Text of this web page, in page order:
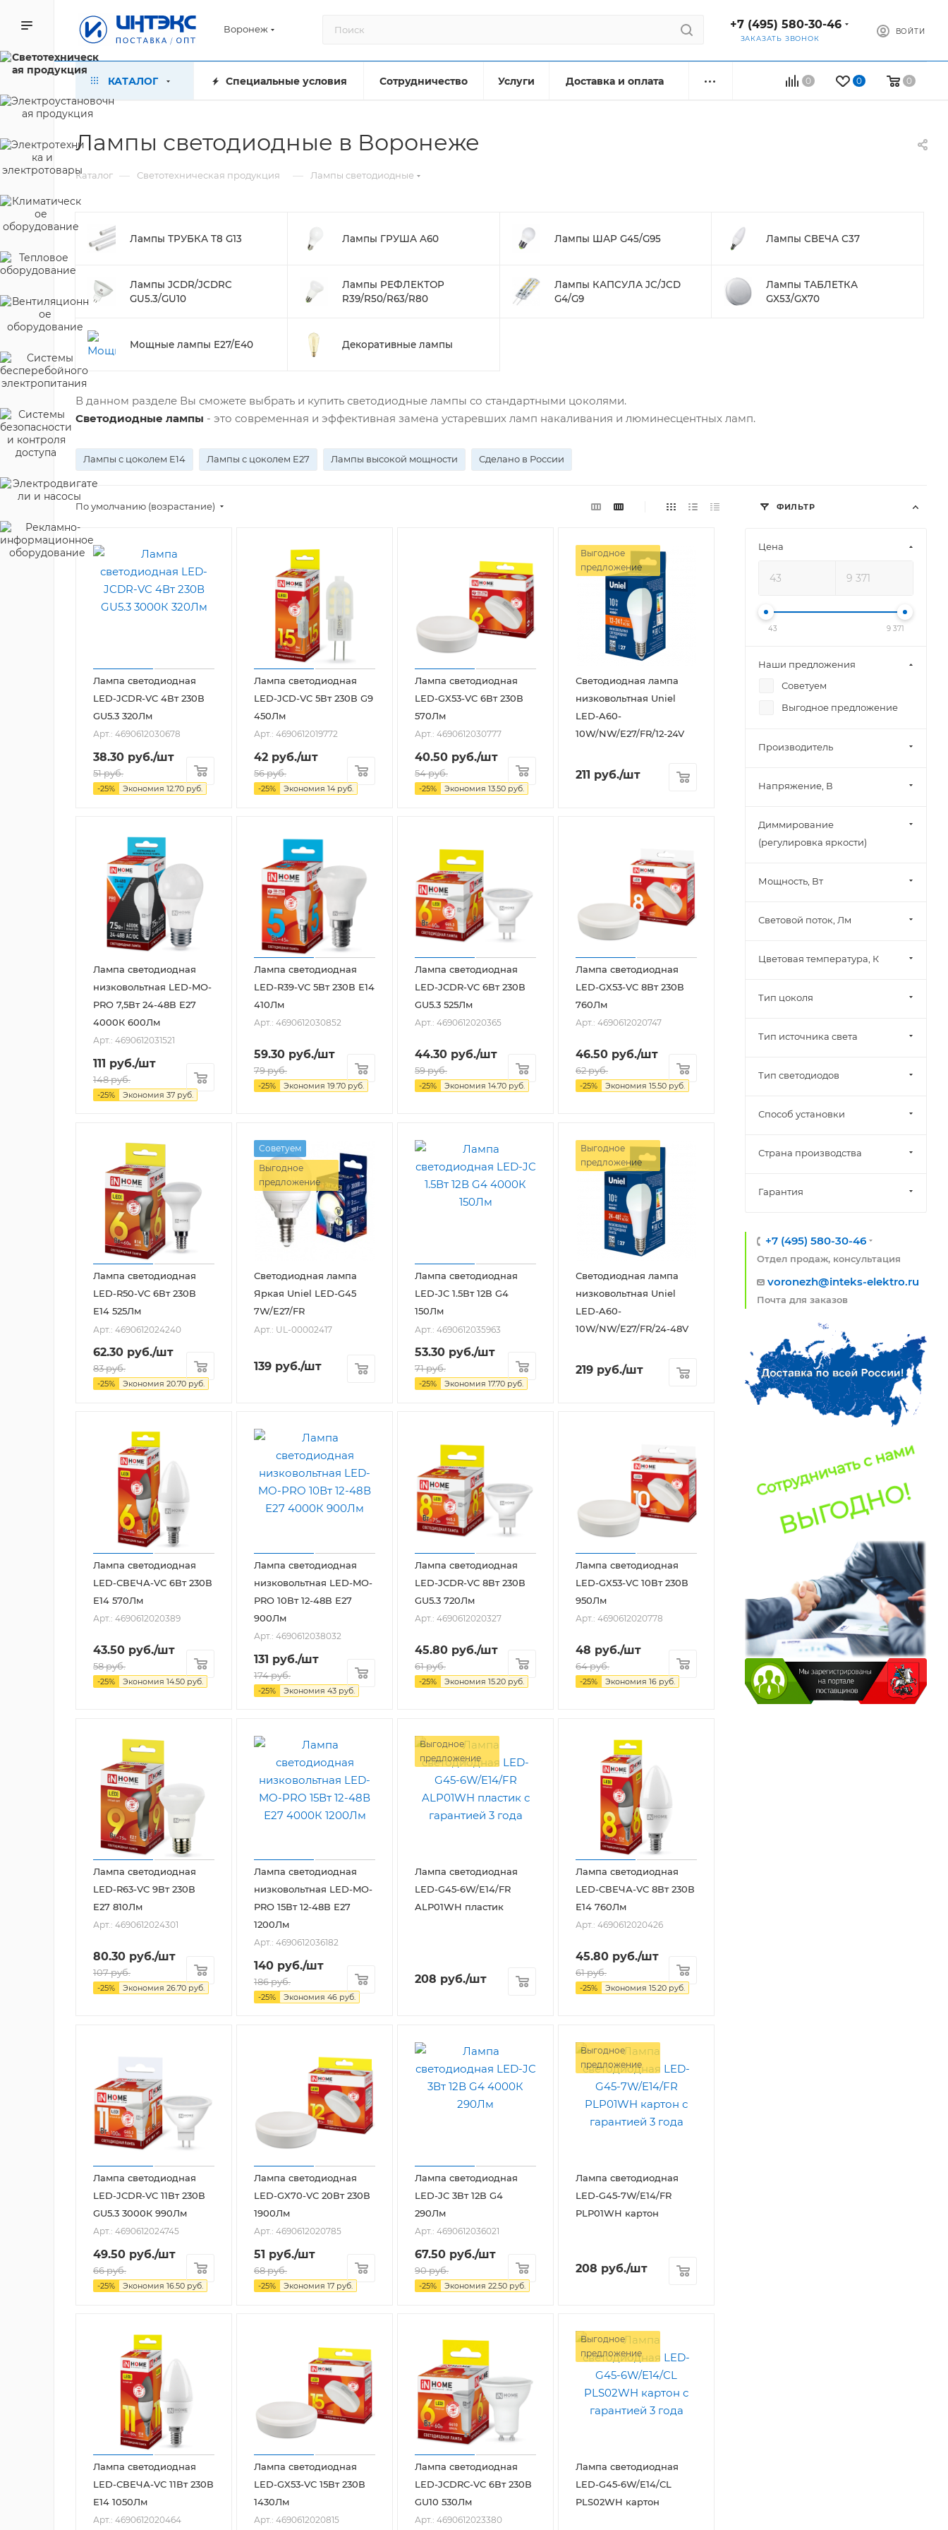
Воронеж +7 (495) 580-30-46
ЗАКАЗАТЬ ЗВОНОК
ВОЙТИ
0 0 0
КАТАЛОГ Специальные условия Сотрудничество Услуги Доставка и оплата
Лампы светодиодные в Воронеже
Каталог — Светотехническая продукция — Лампы светодиодные
Лампы ТРУБКА T8 G13 Лампы ГРУША A60 Лампы ШАР G45/G95 Лампы СВЕЧА С37
Лампы JCDR/JCDRC
GU5.3/GU10
Лампы РЕФЛЕКТОР
R39/R50/R63/R80
Лампы КАПСУЛА JC/JCD
G4/G9
Лампы ТАБЛЕТКА
GX53/GX70
Мощные лампы E27/E40 Декоративные лампы
В данном разделе Вы сможете выбрать и купить светодиодные лампы со стандартными цоколями.
Светодиодные лампы - это современная и эффективная замена устаревших ламп накаливания и люминесцентных ламп.
Лампы с цоколем E14 Лампы с цоколем E27 Лампы высокой мощности Сделано в России
По умолчанию (возрастание)
Лампа светодиодная
LED-JCDR-VC 4Вт 230В
GU5.3 320Лм
Арт.: 4690612030678
38.30 руб./шт
51руб.
-25% Экономия 12.70 руб.
Лампа светодиодная
LED-JCD-VC 5Вт 230В G9
450Лм
Арт.: 4690612019772
42 руб./шт
56руб.
-25% Экономия 14 руб.
Лампа светодиодная
LED-GX53-VC 6Вт 230В
570Лм
Арт.: 4690612030777
40.50 руб./шт
54руб.
-25% Экономия 13.50 руб.
Выгодное
предложение
Светодиодная лампа
низковольтная Uniel
LED-A60-
10W/NW/E27/FR/12-24V
211 руб./шт
Лампа светодиодная
низковольтная LED-MO-
PRO 7,5Вт 24-48В Е27
4000К 600Лм
Арт.: 4690612031521
111 руб./шт
148руб.
-25% Экономия 37 руб.
Лампа светодиодная
LED-R39-VC 5Вт 230В Е14
410Лм
Арт.: 4690612030852
59.30 руб./шт
79руб.
-25% Экономия 19.70 руб.
Лампа светодиодная
LED-JCDR-VC 6Вт 230В
GU5.3 525Лм
Арт.: 4690612020365
44.30 руб./шт
59руб.
-25% Экономия 14.70 руб.
Лампа светодиодная
LED-GX53-VC 8Вт 230В
760Лм
Арт.: 4690612020747
46.50 руб./шт
62руб.
-25% Экономия 15.50 руб.
Лампа светодиодная
LED-R50-VC 6Вт 230В
Е14 525Лм
Арт.: 4690612024240
62.30 руб./шт
83руб.
-25% Экономия 20.70 руб.
Советуем
Выгодное
предложение
Светодиодная лампа
Яркая Uniel LED-G45
7W/E27/FR
Арт.: UL-00002417
139 руб./шт
Лампа светодиодная
LED-JC 1.5Вт 12В G4
150Лм
Арт.: 4690612035963
53.30 руб./шт
71руб.
-25% Экономия 17.70 руб.
Выгодное
предложение
Светодиодная лампа
низковольтная Uniel
LED-A60-
10W/NW/E27/FR/24-48V
219 руб./шт
Лампа светодиодная
LED-СВЕЧА-VC 6Вт 230В
Е14 570Лм
Арт.: 4690612020389
43.50 руб./шт
58руб.
-25% Экономия 14.50 руб.
Лампа светодиодная
низковольтная LED-MO-
PRO 10Вт 12-48В Е27
900Лм
Арт.: 4690612038032
131 руб./шт
174руб.
-25% Экономия 43 руб.
Лампа светодиодная
LED-JCDR-VC 8Вт 230В
GU5.3 720Лм
Арт.: 4690612020327
45.80 руб./шт
61руб.
-25% Экономия 15.20 руб.
Лампа светодиодная
LED-GX53-VC 10Вт 230В
950Лм
Арт.: 4690612020778
48 руб./шт
64руб.
-25% Экономия 16 руб.
Лампа светодиодная
LED-R63-VC 9Вт 230В
Е27 810Лм
Арт.: 4690612024301
80.30 руб./шт
107руб.
-25% Экономия 26.70 руб.
Лампа светодиодная
низковольтная LED-MO-
PRO 15Вт 12-48В Е27
1200Лм
Арт.: 4690612036182
140 руб./шт
186руб.
-25% Экономия 46 руб.
Выгодное
предложение
Лампа светодиодная
LED-G45-6W/E14/FR
ALP01WH пластик
208 руб./шт
Лампа светодиодная
LED-СВЕЧА-VC 8Вт 230В
Е14 760Лм
Арт.: 4690612020426
45.80 руб./шт
61руб.
-25% Экономия 15.20 руб.
Лампа светодиодная
LED-JCDR-VC 11Вт 230В
GU5.3 3000К 990Лм
Арт.: 4690612024745
49.50 руб./шт
66руб.
-25% Экономия 16.50 руб.
Лампа светодиодная
LED-GX70-VC 20Вт 230В
1900Лм
Арт.: 4690612020785
51 руб./шт
68руб.
-25% Экономия 17 руб.
Лампа светодиодная
LED-JC 3Вт 12В G4
290Лм
Арт.: 4690612036021
67.50 руб./шт
90руб.
-25% Экономия 22.50 руб.
Выгодное
предложение
Лампа светодиодная
LED-G45-7W/E14/FR
PLP01WH картон
208 руб./шт
Лампа светодиодная
LED-СВЕЧА-VC 11Вт 230В
Е14 1050Лм
Арт.: 4690612020464
Лампа светодиодная
LED-GX53-VC 15Вт 230В
1430Лм
Арт.: 4690612020815
Лампа светодиодная
LED-JCDRC-VC 6Вт 230В
GU10 530Лм
Арт.: 4690612023380
Выгодное
предложение
Лампа светодиодная
LED-G45-6W/E14/CL
PLS02WH картон
ФИЛЬТР
Цена
43 9 371
Наши предложения
Советуем
Выгодное предложение
Производитель
Напряжение, В
Диммирование
(регулировка яркости)
Мощность, Вт
Световой поток, Лм
Цветовая температура, К
Тип цоколя
Тип источника света
Тип светодиодов
Способ установки
Страна производства
Гарантия
+7 (495) 580-30-46
Отдел продаж, консультация
voronezh@inteks-elektro.ru
Почта для заказов